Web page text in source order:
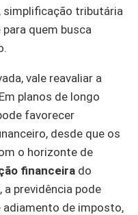
simplificação tributária
quem busca
vale reavaliar a
planos de longo
favorecer
desde que os
o horizonte de
financeira do
previdência pode
de imposto,